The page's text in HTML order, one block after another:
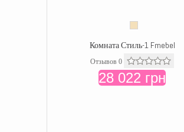
Комната Стиль-1 Fmebel
Отзывов 0
28 022 грн